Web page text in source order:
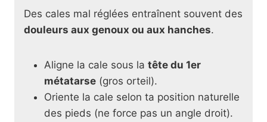
Des cales mal réglées entraînent souvent des
douleurs aux genoux ou aux hanches.
Aligne la cale sous la tête du 1er
métatarse (gros orteil).
Oriente la cale selon ta position naturelle
des pieds (ne force pas un angle droit).